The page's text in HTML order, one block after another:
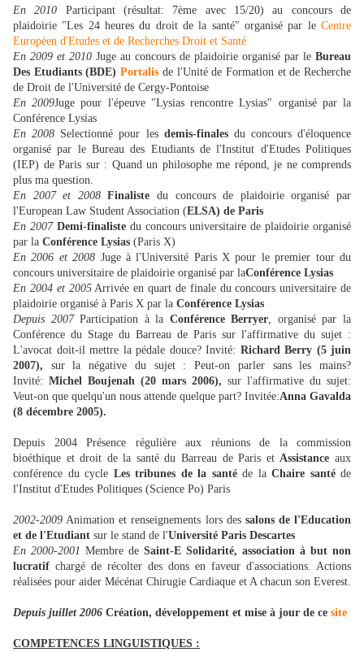
En 2010 Participant (résultat: 7ème avec 15/20) au concours de
plaidoirie "Les 24 heures du droit de la santé" organisé par le Centre
Européen d'Etudes et de Recherches Droit et Santé
En 2009 et 2010 Juge au concours de plaidoirie organisé par le Bureau
Des Etudiants (BDE)Portalis de l'Unité de Formation et de Recherche
de Droit de l'Université de Cergy-Pontoise
En 2009Juge pour l'épeuve "Lysias rencontre Lysias" organisé par la
Conférence Lysias
En 2008 Selectionné pour les demis-finalesdu concours d'éloquence
organisé par le Bureau des Etudiants de l'Institut d'Etudes Politiques
(IEP) de Paris sur : Quand un philosophe me répond, je ne comprends
plus ma question.
En 2007 et 2008 Finaliste du concours de plaidoirie organisé par
l'European Law Student Association (ELSA) de Paris
En 2007 Demi-finalistedu concours universitaire de plaidoirie organisé
par la Conférence Lysias (Paris X)
En 2006 et 2008 Juge à l'Université Paris X pour le premier tour du
concours universitaire de plaidoirie organisé par laConférence Lysias
En 2004 et 2005Arrivée en quart de finale du concours universitaire de
plaidoirie organisé à Paris X par la Conférence Lysias
Depuis 2007Participation à la Conférence Berryer, organisé par la
Conférence du Stage du Barreau de Paris sur l'affirmative du sujet :
L'avocat doit-il mettre la pédale douce? Invité: Richard Berry (5 juin
2007), sur la négative du sujet : Peut-on parler sans les mains?
Invité: Michel Boujenah (20 mars 2006), sur l'affirmative du sujet:
Veut-on que quelqu'un nous attende quelque part? Invitée:Anna Gavalda
(8 décembre 2005).
Depuis 2004 Présence régulière aux réunions de la commission
bioéthique et droit de la santé du Barreau de Paris etAssistance aux
conférence du cycle Les tribunes de la santéde la Chaire santéde
l'Institut d'Etudes Politiques (Science Po) Paris
2002-2009 Animation et renseignements lors des salons de l'Education
et de l'Etudiant sur le stand de l'Université Paris Descartes
En 2000-2001 Membre de Saint-E Solidarité, association à but non
lucratif chargé de récolter des dons en faveur d'associations. Actions
réalisées pour aider Mécénat Chirugie Cardiaque et A chacun son Everest.
Depuis juillet 2006 Création, développement et mise à jour de ce site
COMPETENCES LINGUISTIQUES :